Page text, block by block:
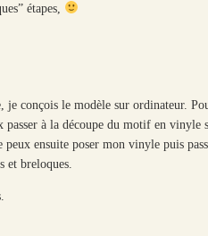
étapes,
je conçois le modèle sur ordinateur.
à la découpe du motif en vinyle
ensuite poser mon vinyle puis
et breloques.